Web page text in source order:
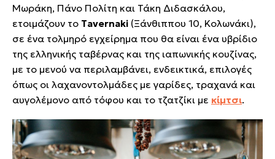
Μωράκη, Πάνο Πολίτη και Τάκη Διδασκάλου,
ετοιμάζουν το Tavernaki (Ξάνθιππου 10, Κολωνάκι),
σε ένα τολμηρό εγχείρημα που θα είναι ένα υβρίδιο
της ελληνικής ταβέρνας και της ιαπωνικής κουζίνας,
με το μενού να περιλαμβάνει, ενδεικτικά, επιλογές
όπως οι λαχανοντολμάδες με γαρίδες, τραχανά και
αυγολέμονο από τόφου και το τζατζίκι με κίμτσι.